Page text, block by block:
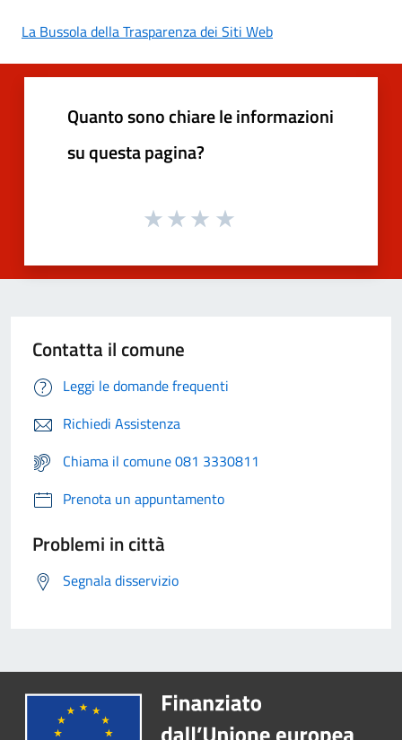
La Bussola della Trasparenza dei Siti Web
Quanto sono chiare le informazioni
su questa pagina?
Contatta il comune
Leggi le domande frequenti
Richiedi Assistenza
Chiama il comune 081 3330811
Prenota un appuntamento
Problemi in città
Segnala disservizio